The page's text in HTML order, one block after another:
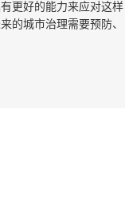
更好的能力来应对这样
的城市治理需要预防、